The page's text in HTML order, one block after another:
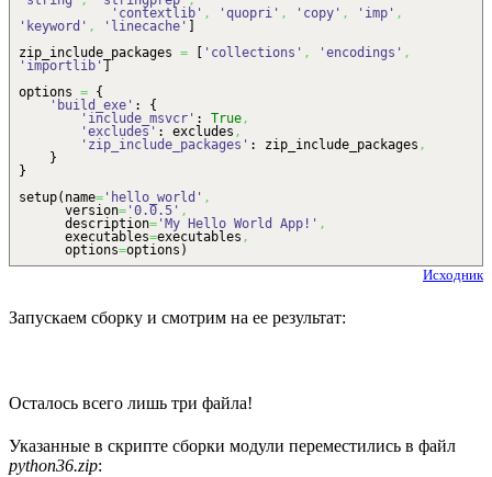
'contextlib' , 'quopri' , 'copy' , 'imp' ,
'keyword' , 'linecache'
zip_include_packages = 'collections' , 'encodings' ,
'importlib'
options = {
'build_exe' : {
'include_msvcr' : True,
'excludes' : excludes ,
'zip_include_packages' : zip_include_packages ,
}
}
setup( name= 'hello_world' ,
version= '0.0.5' ,
description= 'My Hello World App!' ,
executables=executables ,
options=options )
Исходник
Запускаем сборку и смотрим на ее результат:
Осталось всего лишь три файла!
Указанные в скрипте сборки модули переместились в файл
python36.zip: